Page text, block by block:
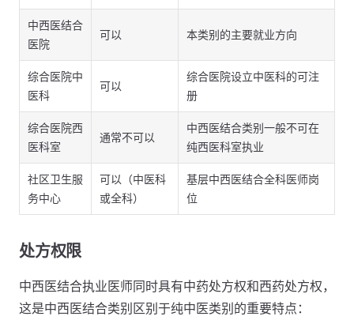
中西医结合
医院
可以 本类别的主要就业方向
综合医院中
医科
可以
综合医院设立中医科的可注
册
综合医院西
医科室
通常不可以
中西医结合类别一般不可在
纯西医科室执业
社区卫生服
务中心
可以（中医科
或全科）
基层中西医结合全科医师岗
位
处方权限
中西医结合执业医师同时具有中药处方权和西药处方权，
这是中西医结合类别区别于纯中医类别的重要特点：